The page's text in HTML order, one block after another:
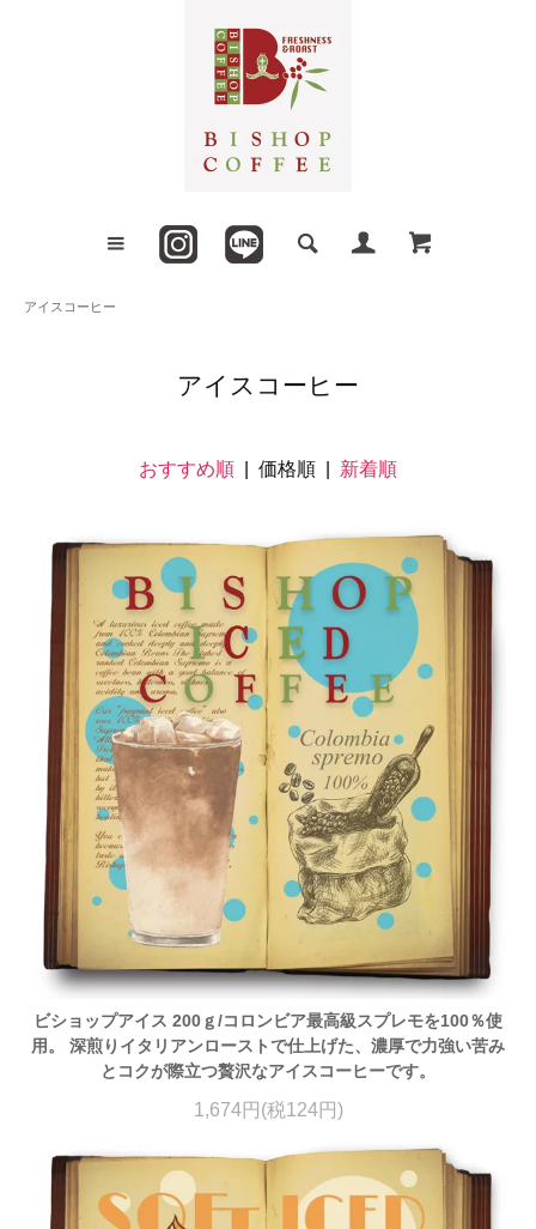
アイスコーヒー
アイスコーヒー
おすすめ順 | 価格順 | 新着順
ビショップアイス 200ｇ/コロンビア最高級スプレモを100％使
用。 深煎りイタリアンローストで仕上げた、濃厚で力強い苦み
とコクが際立つ贅沢なアイスコーヒーです。
1,674円(税124円)